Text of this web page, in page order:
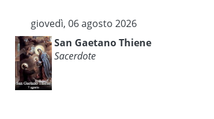
giovedì, 06 agosto 2026
San Gaetano Thiene
Sacerdote